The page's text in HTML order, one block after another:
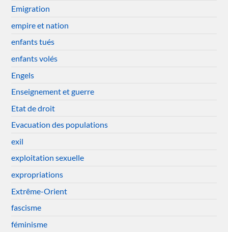
Emigration
empire et nation
enfants tués
enfants volés
Engels
Enseignement et guerre
Etat de droit
Evacuation des populations
exil
exploitation sexuelle
expropriations
Extrême-Orient
fascisme
féminisme